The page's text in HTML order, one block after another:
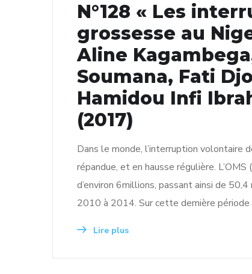
N°128 « Les
grossesse au
Aline
Soumana, Fati
Hamidou Infi
(2017)
Dans le monde, l’interruption volontaire
répandue, et en hausse régulière.
d’environ 6millions, passant ainsi de
2010 à 2014. Sur cette dernière période
Lire plus